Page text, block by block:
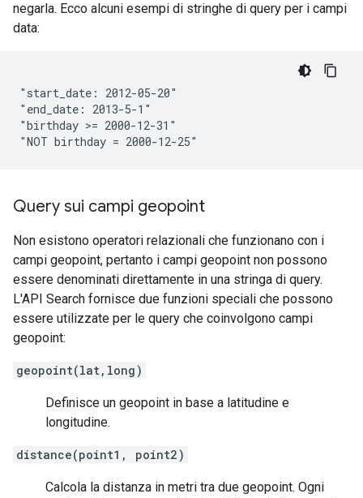
negarla. Ecco alcuni esempi di stringhe di query per i campi
data:
"start_date: 2012-05-20"
"end_date: 2013-5-1"
"birthday >= 2000-12-31"
Query sui campi geopoint
Non esistono operatori relazionali che funzionano con i
campi geopoint, pertanto i campi geopoint non possono
essere denominati direttamente in una stringa di query.
L'API Search fornisce due funzioni speciali che possono
essere utilizzate per le query che coinvolgono campi
geopoint:
geopoint(lat,long)
Definisce un geopoint in base a latitudine e
longitudine.
distance(point1, point2)
Calcola la distanza in metri tra due geopoint. Ogni